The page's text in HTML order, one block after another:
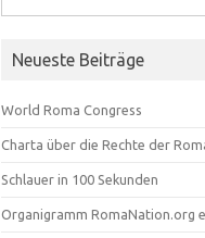
nach:
Neueste Beiträge
World Roma Congress
Charta über die Rechte der
Schlauer in 100 Sekunden
Organigramm RomaNation.org